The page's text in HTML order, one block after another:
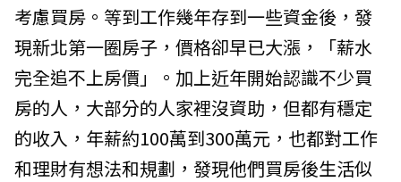
考慮買房。等到工作幾年存到一些資金後，發
現新北第一圈房子，價格卻早已大漲，「薪水
完全追不上房價」。加上近年開始認識不少買
房的人，大部分的人家裡沒資助，但都有穩定
的收入，年薪約100萬到300萬元，也都對工作
和理財有想法和規劃，發現他們買房後生活似